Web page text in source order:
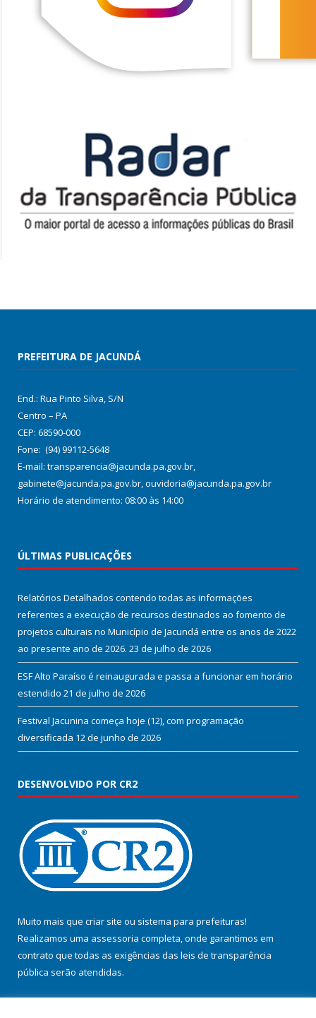
PREFEITURA DE JACUNDÁ
End.: Rua Pinto Silva, S/N
Centro – PA
CEP: 68590-000
Fone: (94) 99112-5648
E-mail: transparencia@jacunda.pa.gov.br,
gabinete@jacunda.pa.gov.br, ouvidoria@jacunda.pa.gov.br
Horário de atendimento: 08:00 às 14:00
ÚLTIMAS PUBLICAÇÕES
Relatórios Detalhados contendo todas as informações
referentes a execução de recursos destinados ao fomento de
projetos culturais no Município de Jacundá entre os anos de 2022
ao presente ano de 2026. 23 de julho de 2026
ESF Alto Paraíso é reinaugurada e passa a funcionar em horário
estendido 21 de julho de 2026
Festival Jacunina começa hoje (12), com programação
diversificada 12 de junho de 2026
DESENVOLVIDO POR CR2
Muito mais que criar site ou sistema para prefeituras!
Realizamos uma assessoria completa, onde garantimos em
contrato que todas as exigências das leis de transparência
pública serão atendidas.